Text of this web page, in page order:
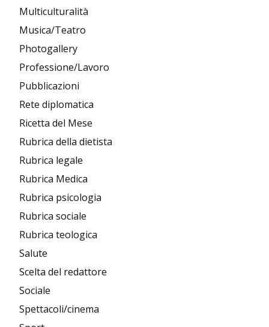
Multiculturalità
Musica/Teatro
Photogallery
Professione/Lavoro
Pubblicazioni
Rete diplomatica
Ricetta del Mese
Rubrica della dietista
Rubrica legale
Rubrica Medica
Rubrica psicologia
Rubrica sociale
Rubrica teologica
Salute
Scelta del redattore
Sociale
Spettacoli/cinema